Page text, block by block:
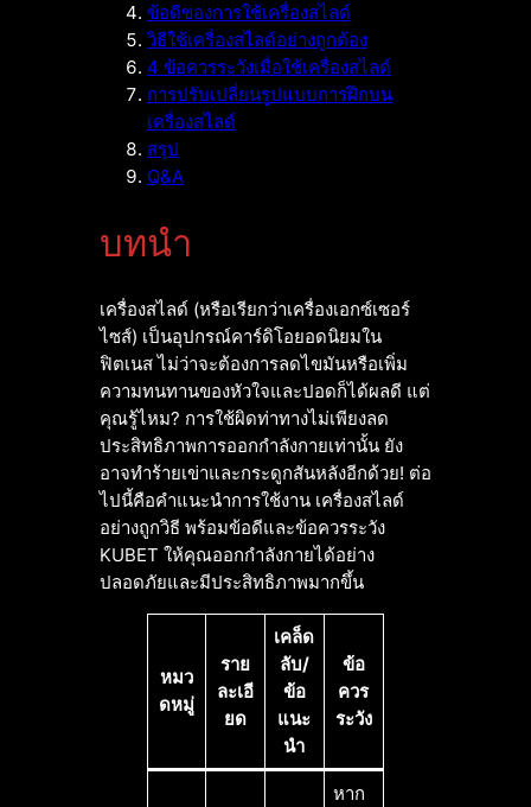
ข้อดีของการใช้เครื่องสไลด์
วิธีใช้เครื่องสไลด์อย่างถูกต้อง
4 ข้อควรระวังเมื่อใช้เครื่องสไลด์
การปรับเปลี่ยนรูปแบบการฝึกบน
เครื่องสไลด์
สรุป
Q&A
บทนำ
เครื่องสไลด์ (หรือเรียกว่าเครื่องเอกซ์เซอร์
ไซส์) เป็นอุปกรณ์คาร์ดิโอยอดนิยมใน
ฟิตเนส ไม่ว่าจะต้องการลดไขมันหรือเพิ่ม
ความทนทานของหัวใจและปอดก็ได้ผลดี แต่
คุณรู้ไหม? การใช้ผิดท่าทางไม่เพียงลด
ประสิทธิภาพการออกกำลังกายเท่านั้น ยัง
อาจทำร้ายเข่าและกระดูกสันหลังอีกด้วย! ต่อ
ไปนี้คือคำแนะนำการใช้งาน เครื่องสไลด์
อย่างถูกวิธี พร้อมข้อดีและข้อควรระวัง
KUBET ให้คุณออกกำลังกายได้อย่าง
ปลอดภัยและมีประสิทธิภาพมากขึ้น
หมว
ดหมู่
ราย
ละเอี
ยด
เคล็ด
ลับ/
ข้อ
แนะ
นำ
ข้อ
ควร
ระวัง
หาก